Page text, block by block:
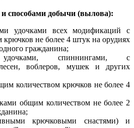
способами добычи (вылова):
удочками всех модификаций с
не более 4 штук на орудиях
гражданина;
удочками, спиннингами, с
воблеров, мушек и других
количеством крючков не более 4
общим количеством не более 2
крючковыми снастями) и